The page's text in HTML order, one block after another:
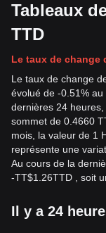
Tableaux
TTD
Le taux de change
Le taux de change
évolué de -0.51%
dernières 24
sommet de 0.4660
mois, la valeur de 1
représente une
Au cours de la
-TT$1.26TTD , soit
Il y a 24